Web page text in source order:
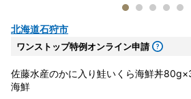
北海道石狩市
ワンストップ特例オンライン申請
佐藤水産のかに入り鮭いくら海鮮丼
海鮮